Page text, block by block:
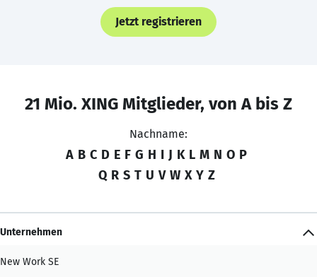
Jetzt registrieren
21 Mio. XING Mitglieder, von A bis Z
Nachname:
A B C D E F G H I J K L M N O P
Q R S T U V W X Y Z
Unternehmen
New Work SE